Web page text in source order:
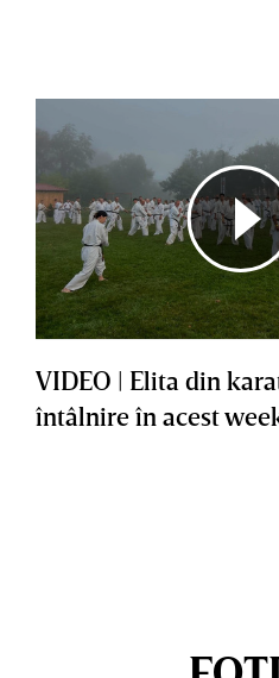
VIDEO | Elita din
întâlnire în acest